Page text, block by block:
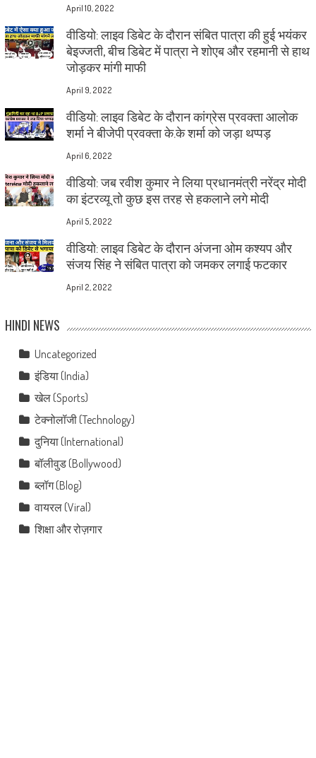
April 10, 2022
वीडियो: लाइव डिबेट के दौरान संबित पात्रा की हुई भयंकर
बेइज्जती, बीच डिबेट में पात्रा ने शोएब और रहमानी से हाथ
जोड़कर मांगी माफी
April 9, 2022
वीडियो: लाइव डिबेट के दौरान कांग्रेस प्रवक्ता आलोक
शर्मा ने बीजेपी प्रवक्ता के.के शर्मा को जड़ा थप्पड़
April 6, 2022
वीडियो: जब रवीश कुमार ने लिया प्रधानमंत्री नरेंद्र मोदी
का इंटरव्यू तो कुछ इस तरह से हकलाने लगे मोदी
April 5, 2022
वीडियो: लाइव डिबेट के दौरान अंजना ओम कश्यप और
संजय सिंह ने संबित पात्रा को जमकर लगाई फटकार
April 2, 2022
HINDI NEWS
Uncategorized
इंडिया (India)
खेल (Sports)
टेक्नोलॉजी (Technology)
दुनिया (International)
बॉलीवुड (Bollywood)
ब्लॉग (Blog)
वायरल (Viral)
शिक्षा और रोज़गार